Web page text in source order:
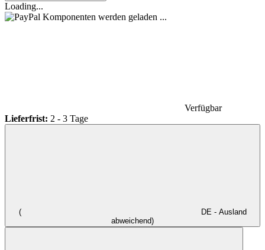
Loading...
Komponenten werden geladen ...
Verfügbar
Lieferfrist: 2 - 3 Tage
(
DE - Ausland
abweichend)